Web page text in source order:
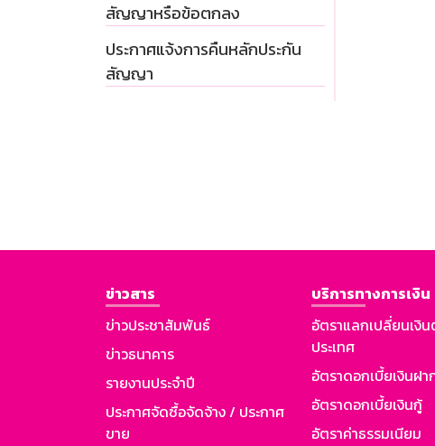
สัญญาหรือข้อตกลง
ประกาศแจ้งการคืนหลักประกัน
สัญญา
ข่าวสาร
ข่าวประชาสัมพันธ์
ข่าวธนาคาร
รายงานประจำปี
ประกาศจัดซื้อจัดจ้าง / ประกาศ
ขาย
บริการทางการเงิน
อัตราแลกเปลี่ยนเงิน
ประเทศ
อัตราดอกเบี้ยเงินฝา
อัตราดอกเบี้ยเงินกู้
อัตราค่าธรรมเนียม